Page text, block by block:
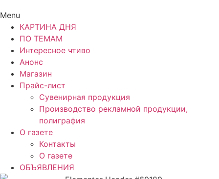
Menu
КАРТИНА ДНЯ
ПО ТЕМАМ
Интересное чтиво
Анонс
Магазин
Прайс-лист
Сувенирная продукция
Производство рекламной продукции,
полиграфия
О газете
Контакты
О газете
ОБЪЯВЛЕНИЯ